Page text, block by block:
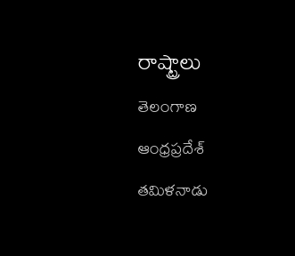
రాష్ట్రాలు
తెలంగాణ
ఆంధ్రప్రదేశ్
తమిళనాడు